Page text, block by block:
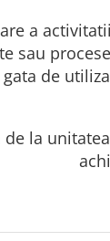
a
sau
de
de la